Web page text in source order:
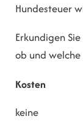
Hundesteuer
Erkundigen
ob und welche
Kosten
keine